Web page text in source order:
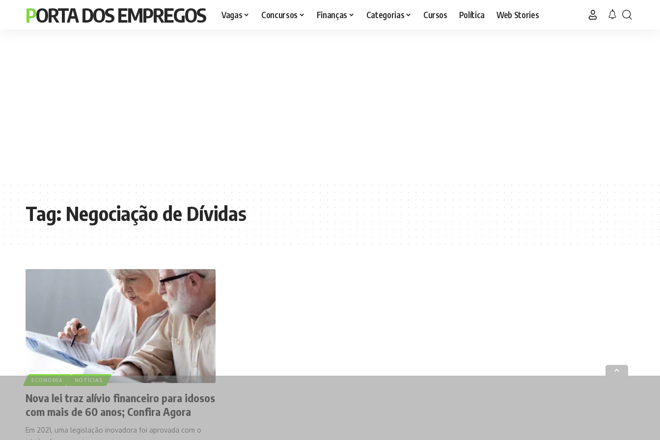
PORTA DOS EMPREGOS Vagas Concursos Finanças Categorias Cursos Política Web Stories
Tag:Negociação de Dívidas
ECONOMIA NOTÍCIAS
Nova lei traz alívio financeiro para idosos
com mais de 60 anos; Confira Agora
Em 2021, uma legislação inovadora foi aprovada com o